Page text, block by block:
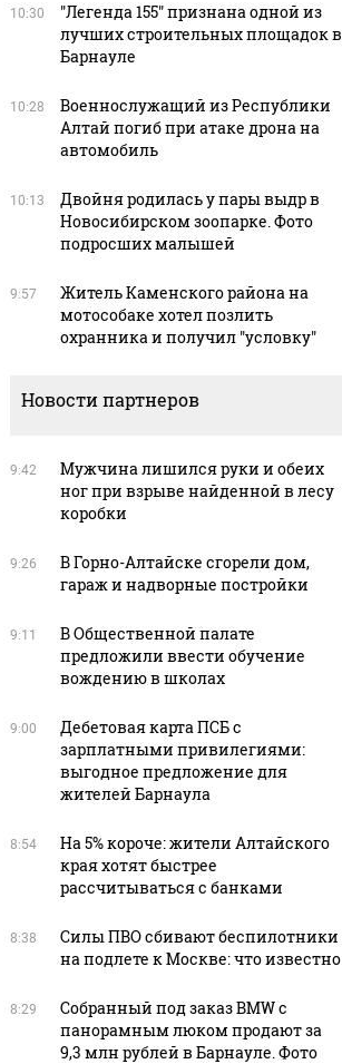
10:30
"Легенда 155" признана одной из
лучших строительных площадок в
Барнауле
10:28
Военнослужащий из Республики
Алтай погиб при атаке дрона на
автомобиль
10:13
Двойня родилась у пары выдр в
Новосибирском зоопарке. Фото
подросших малышей
9:57
Житель Каменского района на
мотособаке хотел позлить
охранника и получил "условку"
Новости партнеров
9:42
Мужчина лишился руки и обеих
ног при взрыве найденной в лесу
коробки
9:26
В Горно-Алтайске сгорели дом,
гараж и надворные постройки
9:11
В Общественной палате
предложили ввести обучение
вождению в школах
9:00
Дебетовая карта ПСБ с
зарплатными привилегиями:
выгодное предложение для
жителей Барнаула
8:54
На 5% короче: жители Алтайского
края хотят быстрее
рассчитываться с банками
8:38
Силы ПВО сбивают беспилотники
на подлете к Москве: что известно
8:29
Собранный под заказ BMW с
панорамным люком продают за
9,3 млн рублей в Барнауле. Фото